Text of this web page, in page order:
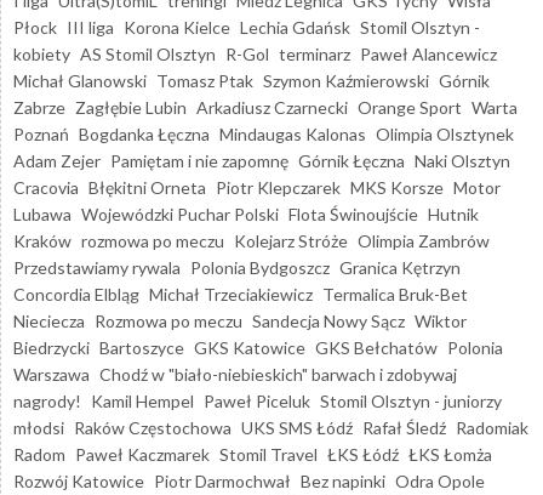
Płock III liga Korona Kielce Lechia Gdańsk Stomil Olsztyn -
kobiety AS Stomil Olsztyn R-Gol terminarz Paweł Alancewicz
Michał Glanowski Tomasz Ptak Szymon Kaźmierowski Górnik
Zabrze Zagłębie Lubin Arkadiusz Czarnecki Orange Sport Warta
Poznań Bogdanka Łęczna Mindaugas Kalonas Olimpia Olsztynek
Adam Zejer Pamiętam i nie zapomnę Górnik Łęczna Naki Olsztyn
Cracovia Błękitni Orneta Piotr Klepczarek MKS Korsze Motor
Lubawa Wojewódzki Puchar Polski Flota Świnoujście Hutnik
Kraków rozmowa po meczu Kolejarz Stróże Olimpia Zambrów
Przedstawiamy rywala Polonia Bydgoszcz Granica Kętrzyn
Concordia Elbląg Michał Trzeciakiewicz Termalica Bruk-Bet
Nieciecza Rozmowa po meczu Sandecja Nowy Sącz Wiktor
Biedrzycki Bartoszyce GKS Katowice GKS Bełchatów Polonia
Warszawa Chodź w "biało-niebieskich" barwach i zdobywaj
nagrody!
Kamil Hempel Paweł Piceluk Stomil Olsztyn - juniorzy
młodsi Raków Częstochowa UKS SMS Łódź Rafał Śledź Radomiak
Radom Paweł Kaczmarek Stomil Travel ŁKS Łódź ŁKS Łomża
Rozwój Katowice Piotr Darmochwał Bez napinki Odra Opole